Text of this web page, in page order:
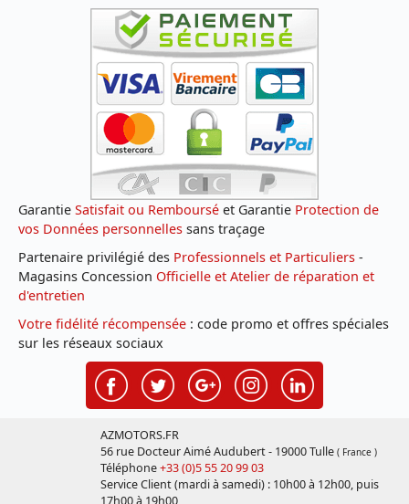
Garantie Satisfait ou Remboursé et Garantie Protection de
vos Données personnelles sans traçage
Partenaire privilégié des Professionnels et Particuliers -
Magasins Concession Officielle et Atelier de réparation et
d'entretien
Votre fidélité récompensée : code promo et offres spéciales
sur les réseaux sociaux
AZMOTORS.FR
56 rue Docteur Aimé Audubert - 19000 Tulle ( France )
Téléphone+33 (0)5 55 20 99 03
Service Client (mardi à samedi) : 10h00 à 12h00, puis